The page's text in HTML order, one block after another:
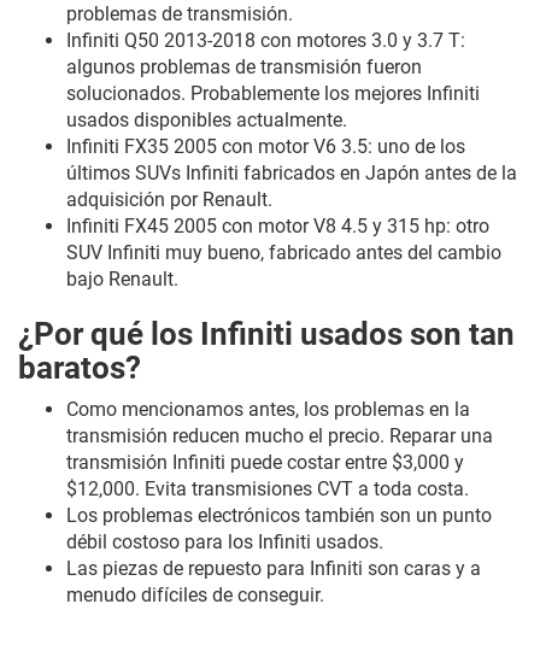
problemas de transmisión.
Infiniti Q50 2013-2018 con motores 3.0 y 3.7 T:
algunos problemas de transmisión fueron
solucionados. Probablemente los mejores Infiniti
usados disponibles actualmente.
Infiniti FX35 2005 con motor V6 3.5: uno de los
últimos SUVs Infiniti fabricados en Japón antes de la
adquisición por Renault.
Infiniti FX45 2005 con motor V8 4.5 y 315 hp: otro
SUV Infiniti muy bueno, fabricado antes del cambio
bajo Renault.
¿Por qué los Infiniti usados son tan
baratos?
Como mencionamos antes, los problemas en la
transmisión reducen mucho el precio. Reparar una
transmisión Infiniti puede costar entre $3,000 y
$12,000. Evita transmisiones CVT a toda costa.
Los problemas electrónicos también son un punto
débil costoso para los Infiniti usados.
Las piezas de repuesto para Infiniti son caras y a
menudo difíciles de conseguir.